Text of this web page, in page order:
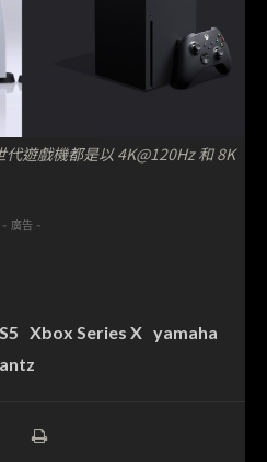
代遊戲機都是以 4K@120Hz 和 8K
- 廣告 -
Xbox Series X yamaha